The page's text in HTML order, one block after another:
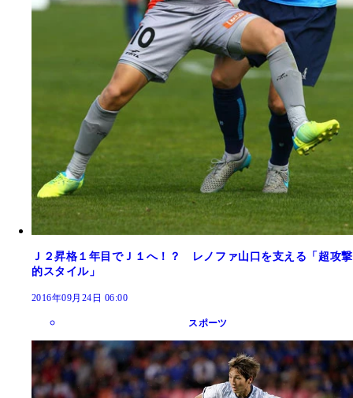
Ｊ２昇格１年目でＪ１へ！？ レノファ山口を支える「超攻撃
的スタイル」
2016年09月24日 06:00
スポーツ